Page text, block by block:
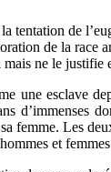
tentation de
de la race
ne le justifie
une esclave
d’immenses
femme. Les
et